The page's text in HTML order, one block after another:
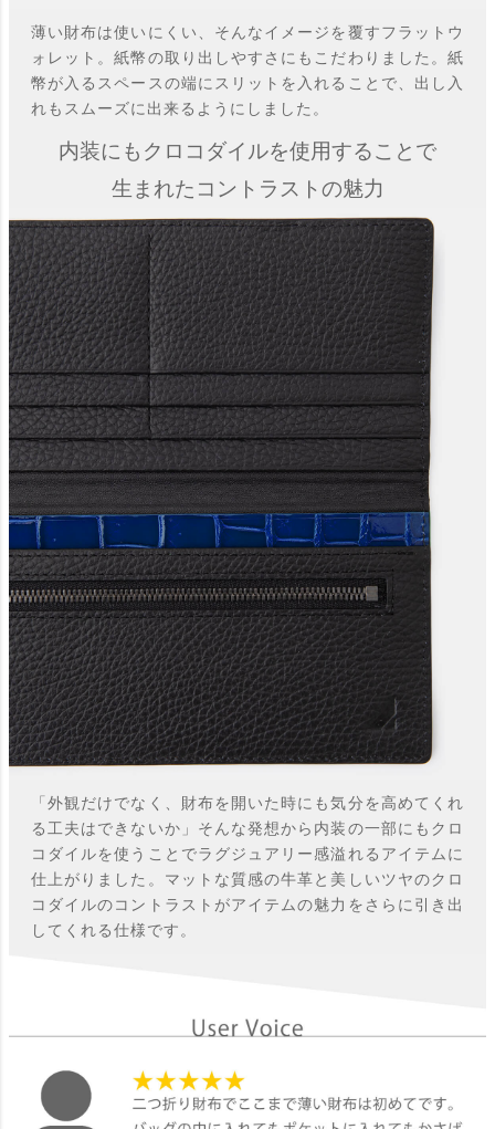
薄い財布は使いにくい、そんなイメージを覆すフラットウ
ォレット。紙幣の取り出しやすさにもこだわりました。紙
幣が入るスペースの端にスリットを入れることで、出し入
れもスムーズに出来るようにしました。
内装にもクロコダイルを使用することで
生まれたコントラストの魅力
「外観だけでなく、財布を開いた時にも気分を高めてくれ
る工夫はできないか」そんな発想から内装の一部にもクロ
コダイルを使うことでラグジュアリー感溢れるアイテムに
仕上がりました。マットな質感の牛革と美しいツヤのクロ
コダイルのコントラストがアイテムの魅力をさらに引き出
してくれる仕様です。